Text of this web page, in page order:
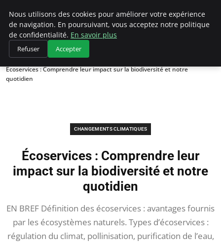
Climategatecountryclub.com
Accueil
Changements climatiques
Écoservices : Comprendre leur impact sur la biodiversité et notre
quotidien
CHANGEMENTS CLIMATIQUES
Écoservices : Comprendre leur
impact sur la biodiversité et notre
quotidien
EN BREF Définition des écoservices : avantages fournis
par les écosystèmes naturels. Types d’écoservices :
régulation du climat, pollinisation, purification de l’eau,
Nous utilisons des cookies pour améliorer votre expérience
de navigation. En poursuivant, vous acceptez notre politique
de confidentialité. En savoir plus
Refuser Accepter